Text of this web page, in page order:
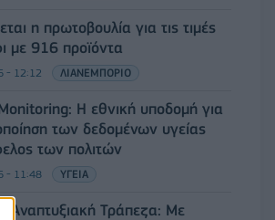
η πρωτοβουλία για τις τιμές
με 916 προϊόντα
- 12:12 ΛΙΑΝΕΜΠΟΡΙΟ
Η εθνική υποδομή για
των δεδομένων υγείας
των πολιτών
- 11:48 ΥΓΕΙΑ
Αναπτυξιακή Τράπεζα: Με